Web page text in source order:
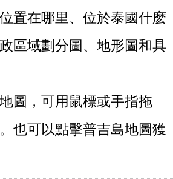
置在哪里、位於泰國什麽
區域劃分圖、地形圖和具
圖，可用鼠標或手指拖
也可以點擊普吉島地圖獲